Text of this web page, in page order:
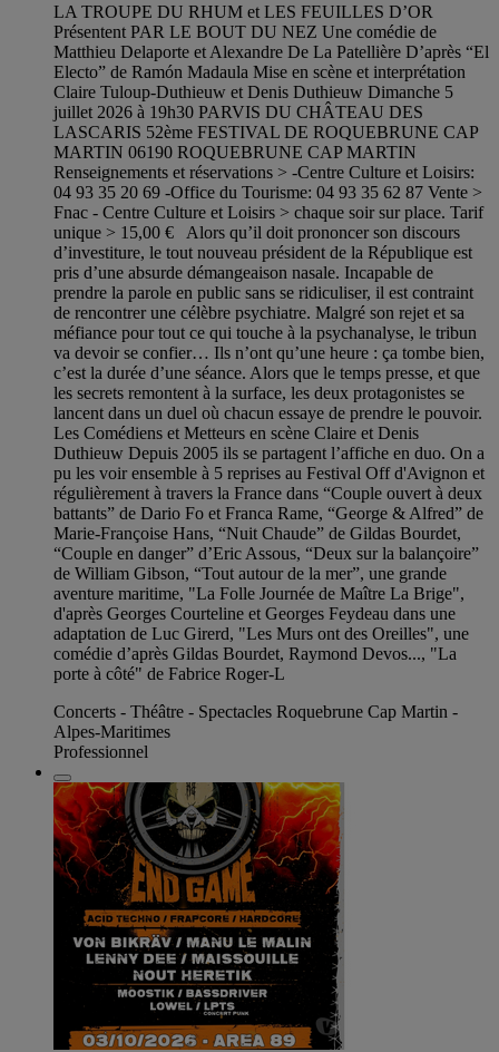
LA TROUPE DU RHUM et LES FEUILLES D’OR
Présentent PAR LE BOUT DU NEZ Une comédie de
Matthieu Delaporte et Alexandre De La Patellière D’après “El
Electo” de Ramón Madaula Mise en scène et interprétation
Claire Tuloup-Duthieuw et Denis Duthieuw Dimanche 5
juillet 2026 à 19h30 PARVIS DU CHÂTEAU DES
LASCARIS 52ème FESTIVAL DE ROQUEBRUNE CAP
MARTIN 06190 ROQUEBRUNE CAP MARTIN
Renseignements et réservations > -Centre Culture et Loisirs:
04 93 35 20 69 -Office du Tourisme: 04 93 35 62 87 Vente >
Fnac - Centre Culture et Loisirs > chaque soir sur place. Tarif
unique > 15,00 € Alors qu’il doit prononcer son discours
d’investiture, le tout nouveau président de la République est
pris d’une absurde démangeaison nasale. Incapable de
prendre la parole en public sans se ridiculiser, il est contraint
de rencontrer une célèbre psychiatre. Malgré son rejet et sa
méfiance pour tout ce qui touche à la psychanalyse, le tribun
va devoir se confier… Ils n’ont qu’une heure : ça tombe bien,
c’est la durée d’une séance. Alors que le temps presse, et que
les secrets remontent à la surface, les deux protagonistes se
lancent dans un duel où chacun essaye de prendre le pouvoir.
Les Comédiens et Metteurs en scène Claire et Denis
Duthieuw Depuis 2005 ils se partagent l’affiche en duo. On a
pu les voir ensemble à 5 reprises au Festival Off d'Avignon et
régulièrement à travers la France dans “Couple ouvert à deux
battants” de Dario Fo et Franca Rame, “George & Alfred” de
Marie-Françoise Hans, “Nuit Chaude” de Gildas Bourdet,
“Couple en danger” d’Eric Assous, “Deux sur la balançoire”
de William Gibson, “Tout autour de la mer”, une grande
aventure maritime, "La Folle Journée de Maître La Brige",
d'après Georges Courteline et Georges Feydeau dans une
adaptation de Luc Girerd, "Les Murs ont des Oreilles", une
comédie d’après Gildas Bourdet, Raymond Devos..., "La
porte à côté" de Fabrice Roger-L
Concerts - Théâtre - Spectacles Roquebrune Cap Martin -
Alpes-Maritimes
Professionnel